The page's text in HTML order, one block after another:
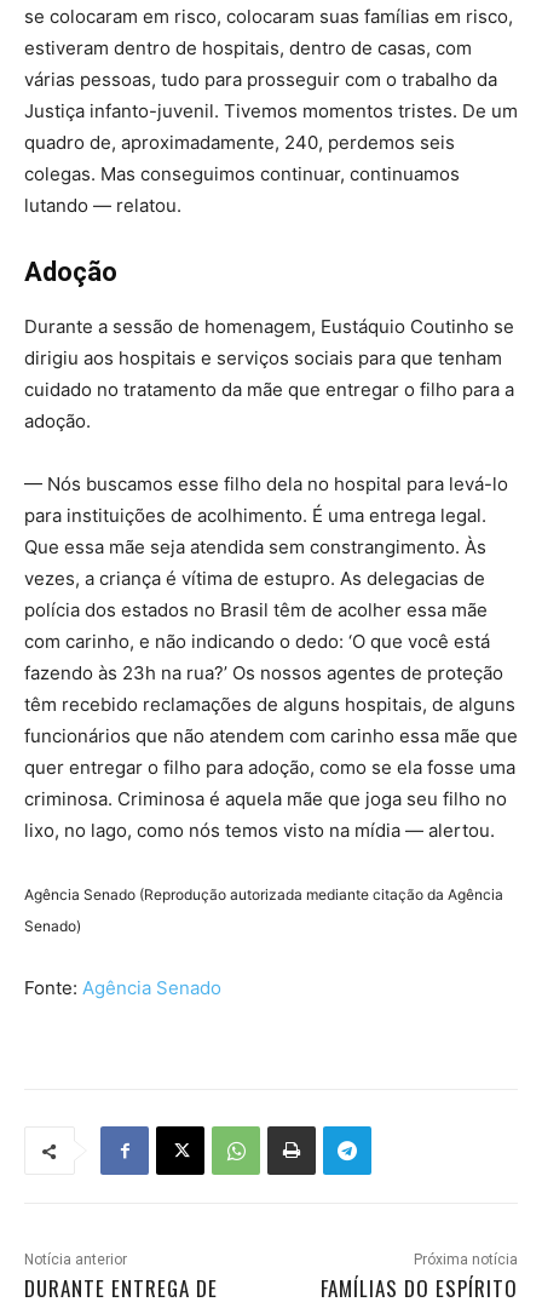
se colocaram em risco, colocaram suas famílias em risco,
estiveram dentro de hospitais, dentro de casas, com
várias pessoas, tudo para prosseguir com o trabalho da
Justiça infanto-juvenil. Tivemos momentos tristes. De um
quadro de, aproximadamente, 240, perdemos seis
colegas. Mas conseguimos continuar, continuamos
lutando — relatou.
Adoção
Durante a sessão de homenagem, Eustáquio Coutinho se
dirigiu aos hospitais e serviços sociais para que tenham
cuidado no tratamento da mãe que entregar o filho para a
adoção.
— Nós buscamos esse filho dela no hospital para levá-lo
para instituições de acolhimento. É uma entrega legal.
Que essa mãe seja atendida sem constrangimento. Às
vezes, a criança é vítima de estupro. As delegacias de
polícia dos estados no Brasil têm de acolher essa mãe
com carinho, e não indicando o dedo: ‘O que você está
fazendo às 23h na rua?’ Os nossos agentes de proteção
têm recebido reclamações de alguns hospitais, de alguns
funcionários que não atendem com carinho essa mãe que
quer entregar o filho para adoção, como se ela fosse uma
criminosa. Criminosa é aquela mãe que joga seu filho no
lixo, no lago, como nós temos visto na mídia — alertou.
Agência Senado (Reprodução autorizada mediante citação da Agência
Senado)
Fonte: Agência Senado
Notícia anterior
DURANTE ENTREGA DE
Próxima notícia
FAMÍLIAS DO ESPÍRITO